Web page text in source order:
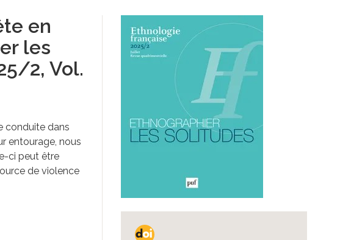
en
les
2, Vol.
conduite dans
entourage, nous
ci peut être
de violence